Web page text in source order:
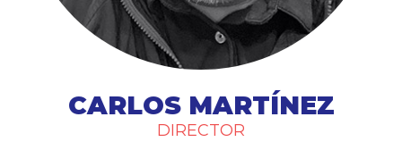
CARLOS MARTÍNEZ
DIRECTOR